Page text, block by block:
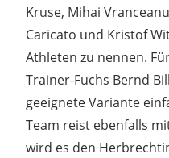
Kruse, Mihai
Caricato und Kristof
Athleten zu nennen.
Trainer-Fuchs Bernd
geeignete Variante
Team reist ebenfalls
wird es den